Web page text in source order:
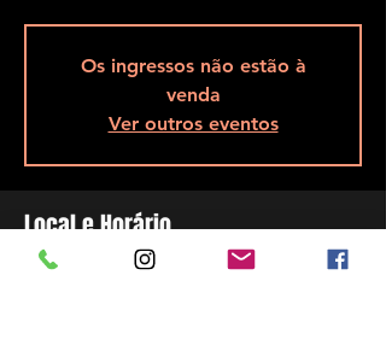
Os ingressos não estão à
venda
Ver outros eventos
Local e Horário
09 de jul. de 2022, 23:00